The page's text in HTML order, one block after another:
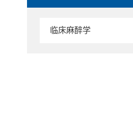
临床麻醉学